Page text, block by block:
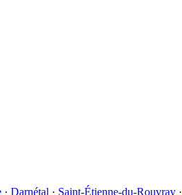
· Darnétal · Saint-Étienne-du-Rouvray ·